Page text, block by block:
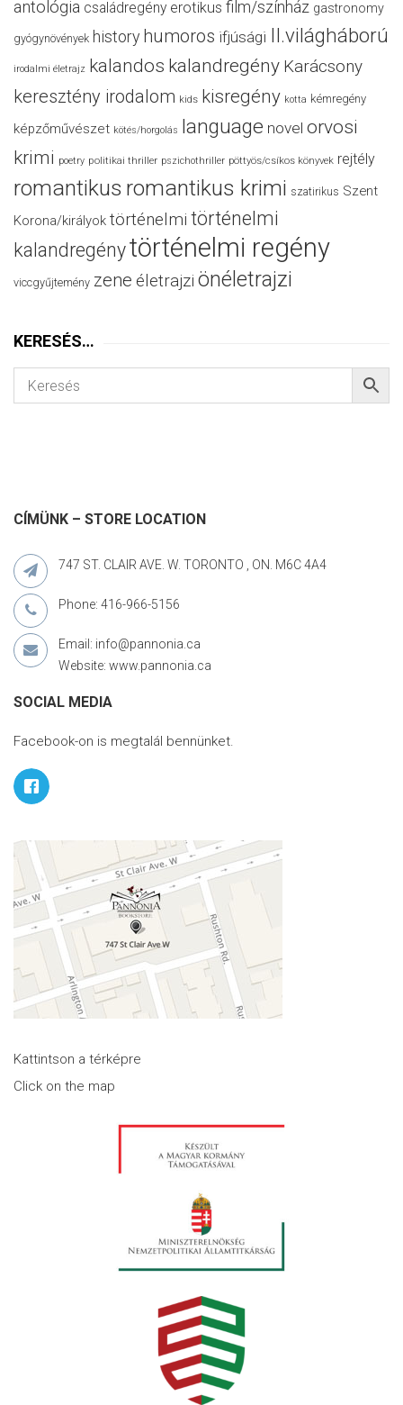
antológia családregény erotikus film/színház gastronomy
gyógynövények history humoros ifjúsági II.világháború
irodalmi életrajz kalandos kalandregény Karácsony
keresztény irodalom kids kisregény kotta kémregény
képzőművészet kötés/horgolás language novel orvosi
krimi poetry politikai thriller pszichothriller pöttyös/csíkos könyvek rejtély
romantikus romantikus krimi szatirikus Szent
Korona/királyok történelmi történelmi
kalandregénytörténelmi regény
viccgyűjtemény zene életrajzi önéletrajzi
KERESÉS…
CÍMÜNK – STORE LOCATION
747 ST. CLAIR AVE. W. TORONTO , ON. M6C 4A4
Phone: 416-966-5156
Email: info@pannonia.ca
Website: www.pannonia.ca
SOCIAL MEDIA
Facebook-on is megtalál bennünket.
Kattintson a térképre
Click on the map